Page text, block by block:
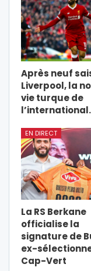
Après neuf
Liverpool, la
vie turque de
EN DIRECT
La RS Berkane
officialise la
signature de
ex-
Cap-Vert